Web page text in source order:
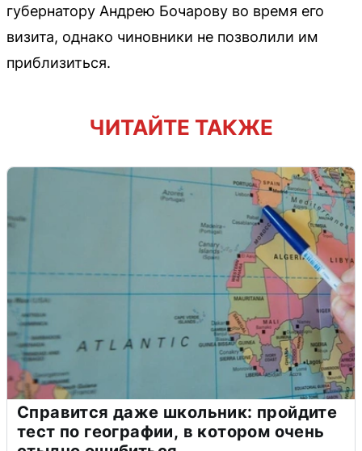
губернатору Андрею Бочарову во время его
визита, однако чиновники не позволили им
приблизиться.
ЧИТАЙТЕ ТАКЖЕ
Справится даже школьник: пройдите
тест по географии, в котором очень